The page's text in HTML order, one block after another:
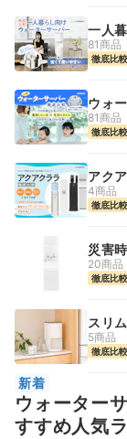
一人
81商品
徹底比較
ウォ
81商品
徹底比較
アク
4商品
徹底比較
災害
20商品
徹底比較
スリ
5商品
徹底比較
新着
ウォーター
すすめ人気